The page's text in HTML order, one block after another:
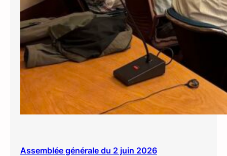
Assemblée générale du 2 juin 2026